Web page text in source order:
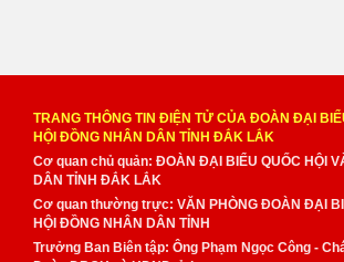
TRANG THÔNG TIN ĐIỆN TỬ CỦA ĐOÀN ĐẠI
HỘI ĐỒNG NHÂN DÂN TỈNH ĐẮK LẮK
Cơ quan chủ quản: ĐOÀN ĐẠI BIỂU QUỐC HỘI
DÂN TỈNH ĐẮK LẮK
Cơ quan thường trực: VĂN PHÒNG ĐOÀN ĐẠI
HỘI ĐỒNG NHÂN DÂN TỈNH
Trưởng Ban Biên tập: Ông Phạm Ngọc Công -